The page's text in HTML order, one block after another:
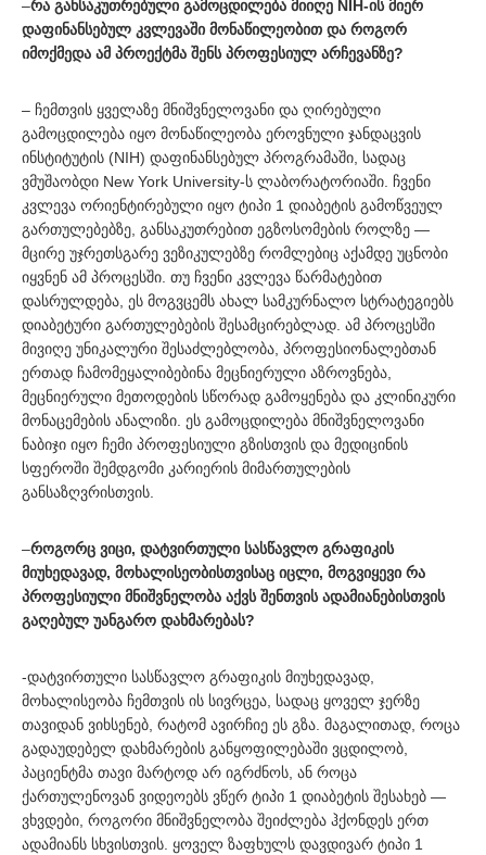
–რა განსაკუთრებული გამოცდილება მიიღე NIH-ის მიერ
დაფინანსებულ კვლევაში მონაწილეობით და როგორ
იმოქმედა ამ პროექტმა შენს პროფესიულ არჩევანზე?
– ჩემთვის ყველაზე მნიშვნელოვანი და ღირებული
გამოცდილება იყო მონაწილეობა ეროვნული ჯანდაცვის
ინსტიტუტის (NIH) დაფინანსებულ პროგრამაში, სადაც
ვმუშაობდი New York University-ს ლაბორატორიაში. ჩვენი
კვლევა ორიენტირებული იყო ტიპი 1 დიაბეტის გამოწვეულ
გართულებებზე, განსაკუთრებით ეგზოსომების როლზე —
მცირე უჯრეთსგარე ვეზიკულებზე რომლებიც აქამდე უცნობი
იყვნენ ამ პროცესში. თუ ჩვენი კვლევა წარმატებით
დასრულდება, ეს მოგვცემს ახალ სამკურნალო სტრატეგიებს
დიაბეტური გართულებების შესამცირებლად. ამ პროცესში
მივიღე უნიკალური შესაძლებლობა, პროფესიონალებთან
ერთად ჩამომეყალიბებინა მეცნიერული აზროვნება,
მეცნიერული მეთოდების სწორად გამოყენება და კლინიკური
მონაცემების ანალიზი. ეს გამოცდილება მნიშვნელოვანი
ნაბიჯი იყო ჩემი პროფესიული გზისთვის და მედიცინის
სფეროში შემდგომი კარიერის მიმართულების
განსაზღვრისთვის.
–როგორც ვიცი, დატვირთული სასწავლო გრაფიკის
მიუხედავად, მოხალისეობისთვისაც იცლი, მოგვიყევი რა
პროფესიული მნიშვნელობა აქვს შენთვის ადამიანებისთვის
გაღებულ უანგარო დახმარებას?
-დატვირთული სასწავლო გრაფიკის მიუხედავად,
მოხალისეობა ჩემთვის ის სივრცეა, სადაც ყოველ ჯერზე
თავიდან ვიხსენებ, რატომ ავირჩიე ეს გზა. მაგალითად, როცა
გადაუდებელ დახმარების განყოფილებაში ვცდილობ,
პაციენტმა თავი მარტოდ არ იგრძნოს, ან როცა
ქართულენოვან ვიდეოებს ვწერ ტიპი 1 დიაბეტის შესახებ —
ვხვდები, როგორი მნიშვნელობა შეიძლება ჰქონდეს ერთ
ადამიანს სხვისთვის. ყოველ ზაფხულს დავდივარ ტიპი 1